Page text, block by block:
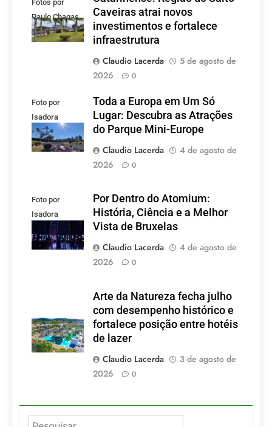
Fotos por
Paulo Chagas
Caveiras atrai novos
investimentos e fortalece
infraestrutura
Claudio Lacerda
5 de agosto de
2026
0
Foto por
Isadora
Lacerda
Toda a Europa em Um Só
Lugar: Descubra as Atrações
do Parque Mini-Europe
Claudio Lacerda
4 de agosto de
2026
0
Foto por
Isadora
Lacerda
Por Dentro do Atomium:
História, Ciência e a Melhor
Vista de Bruxelas
Claudio Lacerda
4 de agosto de
2026
0
Arte da Natureza fecha julho
com desempenho histórico e
fortalece posição entre hotéis
de lazer
Claudio Lacerda
3 de agosto de
2026
0
Pesquisar